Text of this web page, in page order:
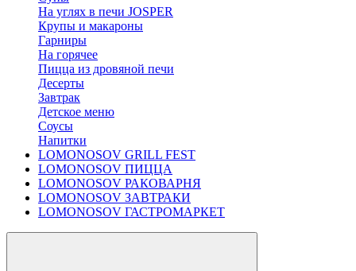
На углях в печи JOSPER
Крупы и макароны
Гарниры
На горячее
Пицца из дровяной печи
Десерты
Завтрак
Детское меню
Соусы
Напитки
LOMONOSOV GRILL FEST
LOMONOSOV ПИЦЦА
LOMONOSOV РАКОВАРНЯ
LOMONOSOV ЗАВТРАКИ
LOMONOSOV ГАСТРОМАРКЕТ